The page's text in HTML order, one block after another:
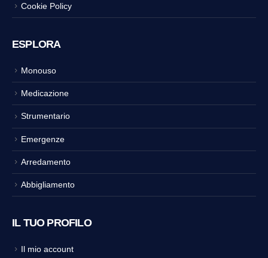
Cookie Policy
ESPLORA
Monouso
Medicazione
Strumentario
Emergenze
Arredamento
Abbigliamento
IL TUO PROFILO
Il mio account